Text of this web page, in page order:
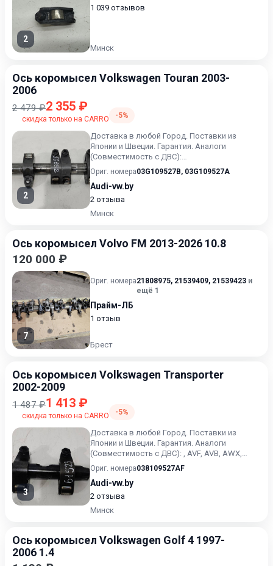
2
1 039 отзывов
Минск
Ось коромысел Volkswagen Touran 2003-
2006
2 479 ₽2 355 ₽
скидка только на CARRO -5%
2
Доставка в любой Город. Поставки из
Японии и Швеции. Гарантия. Аналоги
(Совместимость с ДВС):
03G109527A,03G109527B, AZV, BKD, BMN. BUY.
2.0...
Ориг. номера03G109527B, 03G109527A
Audi-vw.by
2 отзыва
Минск
Ось коромысел Volvo FM 2013-2026 10.8
120 000 ₽
7
Ориг. номера21808975, 21539409, 21539423 и
ещё 1
Прайм-ЛБ
1 отзыв
Брест
Ось коромысел Volkswagen Transporter
2002-2009
1 487 ₽1 413 ₽
скидка только на CARRO -5%
3
Доставка в любой Город. Поставки из
Японии и Швеции. Гарантия. Аналоги
(Совместимость с ДВС): , AVF, AVB, AWX,
BPW, BKE, BXE, BLS, BRS, BRR,...
Ориг. номера038109527AF
Audi-vw.by
2 отзыва
Минск
Ось коромысел Volkswagen Golf 4 1997-
2006 1.4